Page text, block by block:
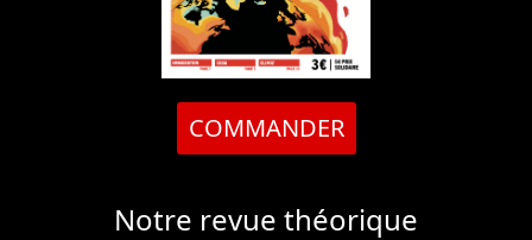
COMMANDER
Notre revue théorique